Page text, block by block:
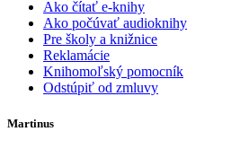
Ako čítať e-knihy
Ako počúvať audioknihy
Pre školy a knižnice
Reklamácie
Knihomoľský pomocník
Odstúpiť od zmluvy
Martinus